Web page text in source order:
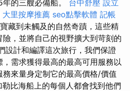
的三艘必備船。 台中舒壓 設立
大里按摩推薦 seo點擊軟體 記帳
藏到未觸及的自然奇蹟，這些精
，並將自己的視野擴大到苛刻的
設計和編譯這次旅行，我們保證
需求獲得最高的最高可用服務以
來量身定制它的最高價格/價值
勒比海船上的每個人都會找到他們